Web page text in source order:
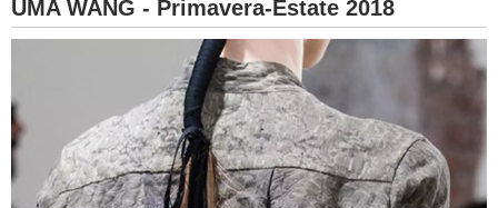
UMA WANG - Primavera-Estate 2018